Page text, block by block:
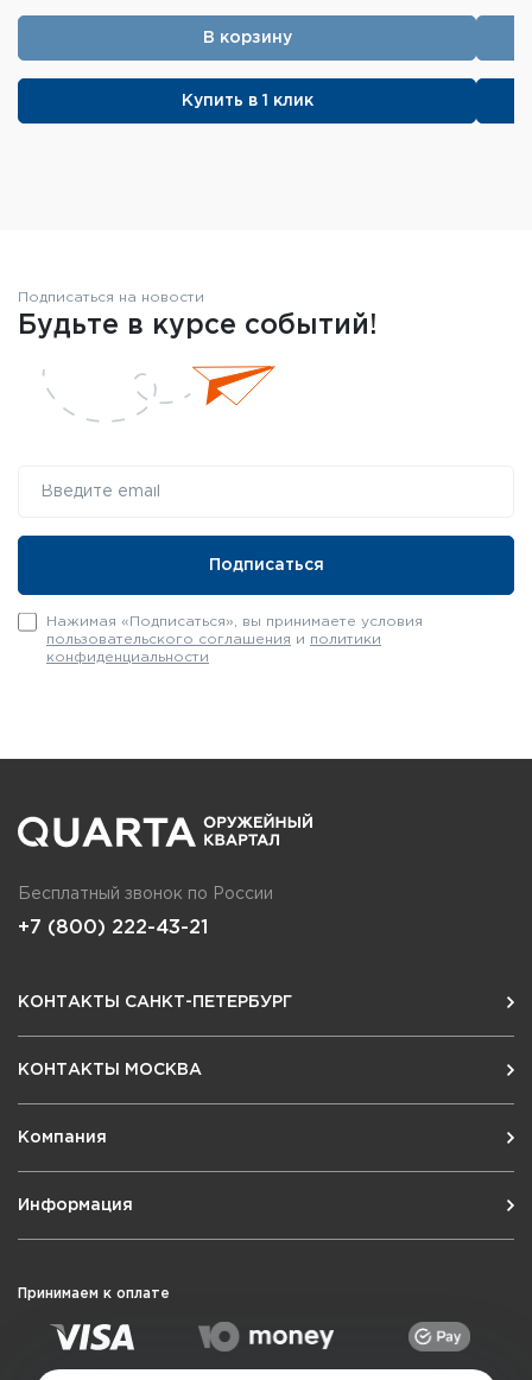
В корзину
Купить в 1 клик
Подписаться на новости
Будьте в курсе событий!
Нажимая «Подписаться», вы принимаете условия
пользовательского соглашения и политики
конфиденциальности
Бесплатный звонок по России
+7 (800) 222-43-21
КОНТАКТЫ САНКТ-ПЕТЕРБУРГ
КОНТАКТЫ МОСКВА
Компания
Информация
Принимаем к оплате